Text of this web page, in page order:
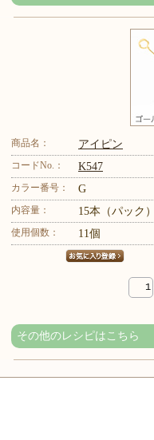
商品名： アイピン
コードNo.： K547
カラー番号： G
内容量： 15本（パック）
使用個数： 11個
その他のレシピはこちら